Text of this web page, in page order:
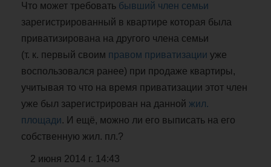
Что может требовать бывший член семьи
зарегистрированный в квартире которая была
приватизирована на другого члена семьи
(т. к. первый своим правом приватизации уже
воспользовался ранее) при продаже квартиры,
учитывая то что на время приватизации этот член
уже был зарегистрирован на данной жил.
площади. И ещё, можно ли его выписать на его
собственную жил. пл.?
2 июня 2014 г. 14:43